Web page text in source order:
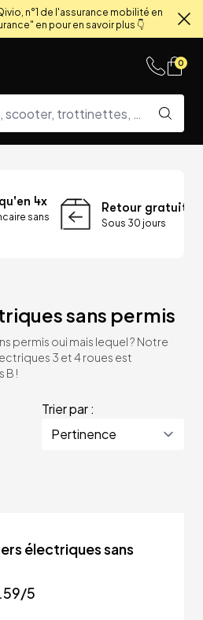
n°1 de l'assurance mobilité en
en pour en savoir plus 👇
0
4x
sans
Retour gratuit
Sous 30 jours
sans permis
permis oui mais lequel ? Notre
3 et 4 roues est
B !
Trier par :
électriques sans
/5